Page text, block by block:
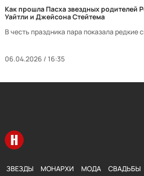
Как прошла Пасха звездных родителей
Уайтли и Джейсона Стейтема
В честь праздника пара показала редкие
06.04.2026 / 16:35
Перейти на главную
ЗВЕЗДЫ МОНАРХИ МОДА СВАДЬБЫ